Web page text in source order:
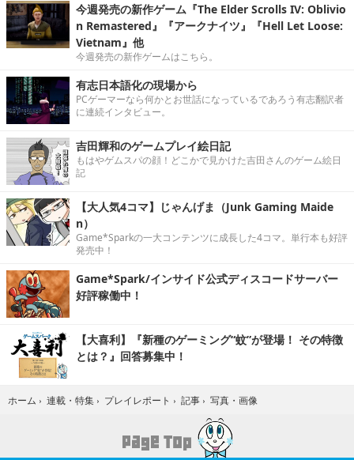
今週発売の新作ゲーム『The Elder Scrolls IV: Oblivio
n Remastered』『アークナイツ』『Hell Let Loose:
Vietnam』他
今週発売の新作ゲームはこちら。
有志日本語化の現場から
PCゲーマーなら何かとお世話になっているであろう有志翻訳者
に連続インタビュー。
吉田輝和のゲームプレイ絵日記
もはやゲムスパの顔！どこかで見かけた吉田さんのゲーム絵日
記
【大人気4コマ】じゃんげま（Junk Gaming Maide
n）
Game*Sparkの一大コンテンツに成長した4コマ。単行本も好評
発売中！
Game*Spark/インサイド公式ディスコードサーバー
好評稼働中！
【大喜利】『新種のゲーミング“蚊”が登場！ その特徴
とは？』回答募集中！
ホーム › 連載・特集 › プレイレポート › 記事 › 写真・画像